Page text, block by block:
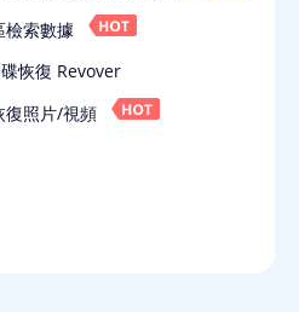
檢索數據
恢復 Revover
復照片/視頻